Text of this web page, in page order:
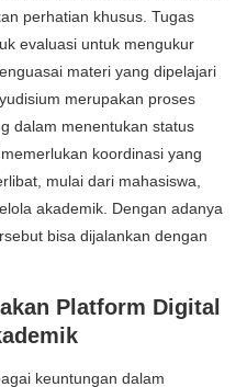
perhatian khusus. Tugas
evaluasi untuk mengukur
materi yang dipelajari
merupakan proses
dalam menentukan status
koordinasi yang
mulai dari mahasiswa,
akademik. Dengan adanya
bisa dijalankan dengan
Platform Digital
keuntungan dalam